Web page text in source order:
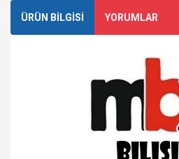
ÜRÜN BİLGİSİ YORUMLAR